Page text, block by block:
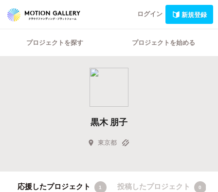
ログイン 新規登録
プロジェクトを探す プロジェクトを始める
黒木 朋子
東京都
応援したプロジェクト 1 投稿したプロジェクト 0